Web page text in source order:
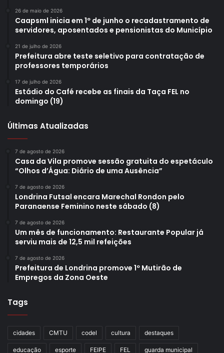
26 de maio de 2026
Caapsml inicia em 1º de junho o recadastramento de
servidores, aposentados e pensionistas do Município
21 de julho de 2026
Prefeitura abre teste seletivo para contratação de
professores temporários
17 de julho de 2026
Estádio do Café recebe as finais da Taça FEL no
domingo (19)
Últimas Atualizadas
7 de agosto de 2026
Casa da Vila promove sessão gratuita do espetáculo
“Olhos d’Água: Diário de uma Ausência”
7 de agosto de 2026
Londrina Futsal encara Marechal Rondon pelo
Paranaense Feminino neste sábado (8)
7 de agosto de 2026
Um mês de funcionamento: Restaurante Popular já
serviu mais de 12,5 mil refeições
7 de agosto de 2026
Prefeitura de Londrina promove 1º Mutirão de
Empregos da Zona Oeste
Tags
cidades CMTU codel cultura destaques
educação esporte FEIPE FEL guarda municipal